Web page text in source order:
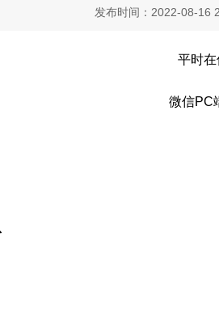
发布时间：2022-08-16
平时
微信PC